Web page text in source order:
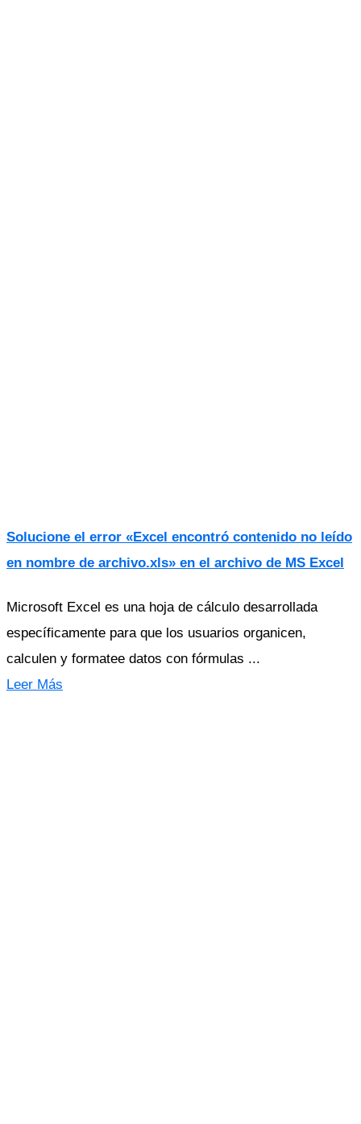
Solucione el error «Excel encontró contenido no leído
en nombre de archivo.xls» en el archivo de MS Excel
Microsoft Excel es una hoja de cálculo desarrollada
específicamente para que los usuarios organicen,
calculen y formatee datos con fórmulas ...
Leer Más